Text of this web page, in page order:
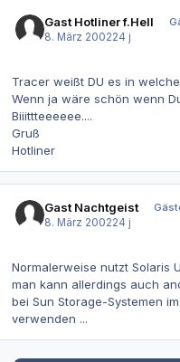
Gast Hotliner f.Hell
8. März 200224 j
Tracer weißt DU es in
Wenn ja wäre schön wenn
Biiittteeeeee....
Gruß
Hotliner
Gast Nachtgeist
8. März 200224 j
Normalerweise nutzt Solaris
man kann allerdings auch
bei Sun Storage-Systemen
verwenden ...